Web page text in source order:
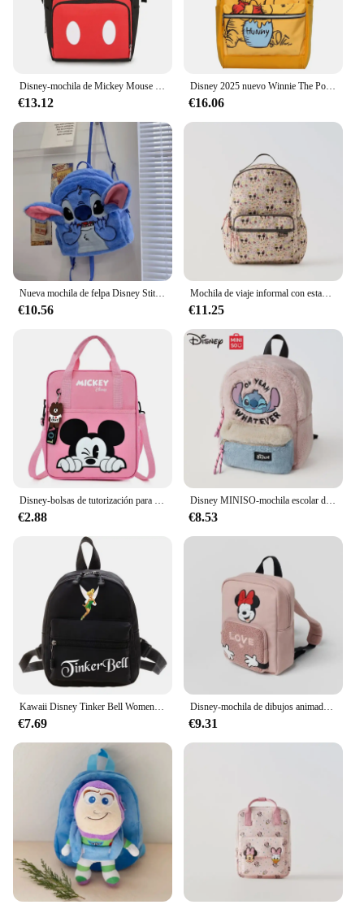
€13.12
Disney 2025 nuevo Winnie The Pooh bolsa de pañales mochila de dibujos animados lindo bolso de madre y bebé de gran capacidad bolsa de viaje ligera para mamá
€16.06
€10.56
Mochila de viaje informal con estampado de Mickey de Disney para niños, bolso escolar multifuncional de gran capacidad, nueva moda
€11.25
€2.88
Disney MINISO-mochila escolar de felpa con dibujos animados para niños, bolsa bonita de moda, bloque de color
€8.53
Kawaii Disney Tinker Bell Women's Backpacks New Nylon Causal Bag Back To School Female Travel Backpack Ladies Fashion Backpacks
€7.69
Disney-mochila de dibujos animados de Minnie para niños, morral escolar informal de gran capacidad, a la moda, 2023
€9.31